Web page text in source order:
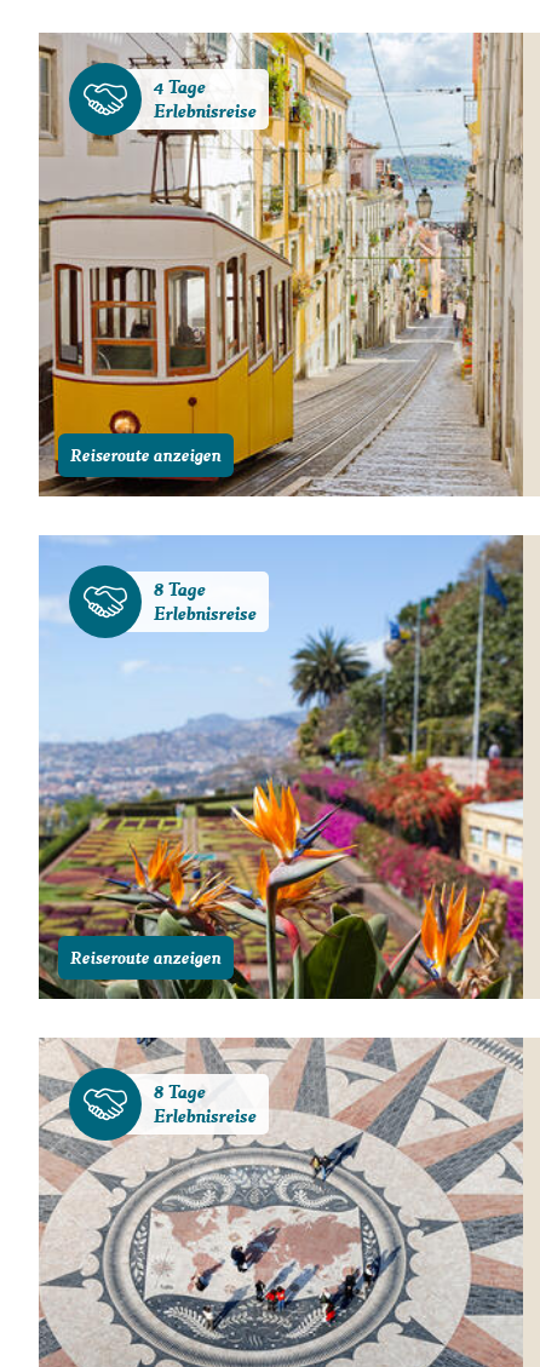
Messen und
Notfallteam und
Krisenmanagement
4 Tage
Erlebnisreise
Reiseroute anzeigen
8 Tage
Erlebnisreise
Reiseroute anzeigen
8 Tage
Erlebnisreise